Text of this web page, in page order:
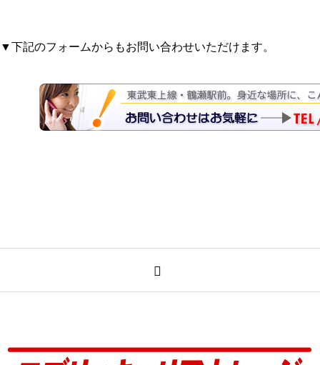
▼下記のフォームからもお問い合わせいただけます。